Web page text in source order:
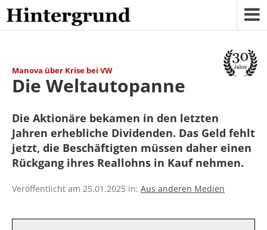
Skip
to
content
Manova über Krise bei VW
Die Weltautopanne
Die Aktionäre bekamen in den letzten
Jahren erhebliche Dividenden. Das Geld fehlt
jetzt, die Beschäftigten müssen daher einen
Rückgang ihres Reallohns in Kauf nehmen.
Veröffentlicht am 25.01.2025 in: Aus anderen Medien